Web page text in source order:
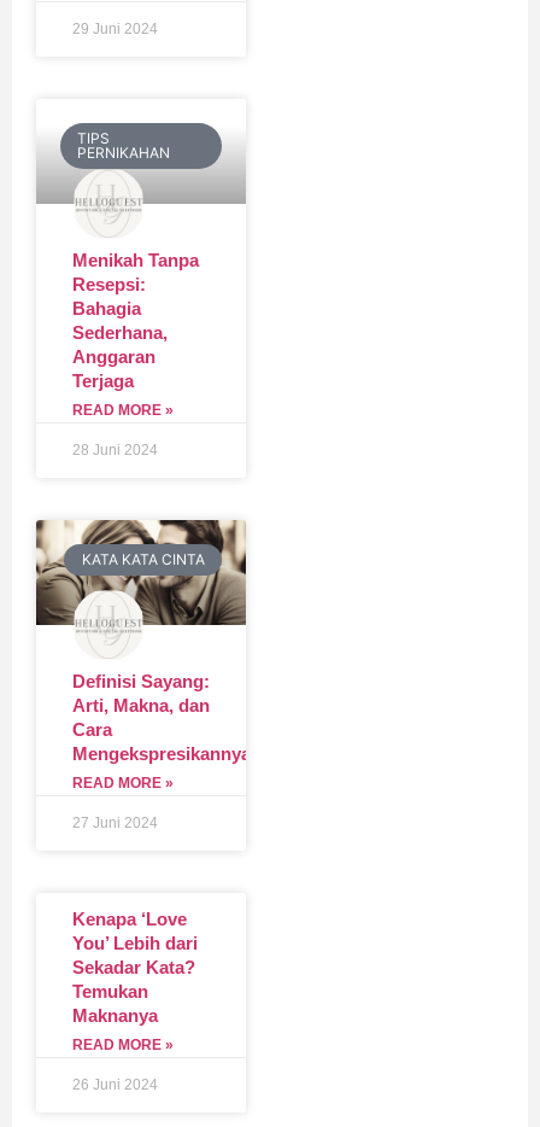
29 Juni 2024
TIPS
PERNIKAHAN
Menikah Tanpa
Resepsi:
Bahagia
Sederhana,
Anggaran
Terjaga
READ MORE »
28 Juni 2024
KATA KATA CINTA
Definisi Sayang:
Arti, Makna, dan
Cara
Mengekspresikannya
READ MORE »
27 Juni 2024
Kenapa ‘Love
You’ Lebih dari
Sekadar Kata?
Temukan
Maknanya
READ MORE »
26 Juni 2024